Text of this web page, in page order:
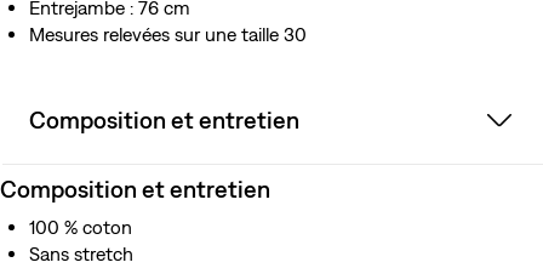
Entrejambe : 76 cm
Mesures relevées sur une taille 30
Composition et entretien
Composition et entretien
100 % coton
Sans stretch